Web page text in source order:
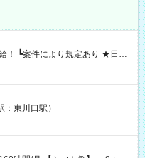
の日に現金GET♪ お仕事後はコ
す！ 【試用期間】試
東川口駅）